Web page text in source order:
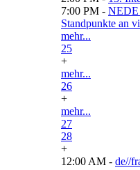
7:00 PM - NEDE
Standpunkte an
mehr...
25
+
mehr...
26
+
mehr...
27
28
+
12:00 AM - de//